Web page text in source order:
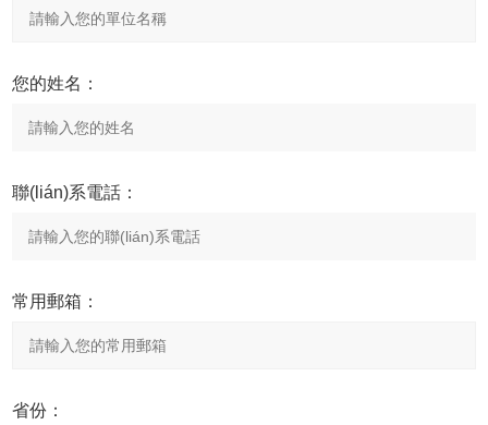
您的姓名：
聯(lián)系電話：
常用郵箱：
省份：